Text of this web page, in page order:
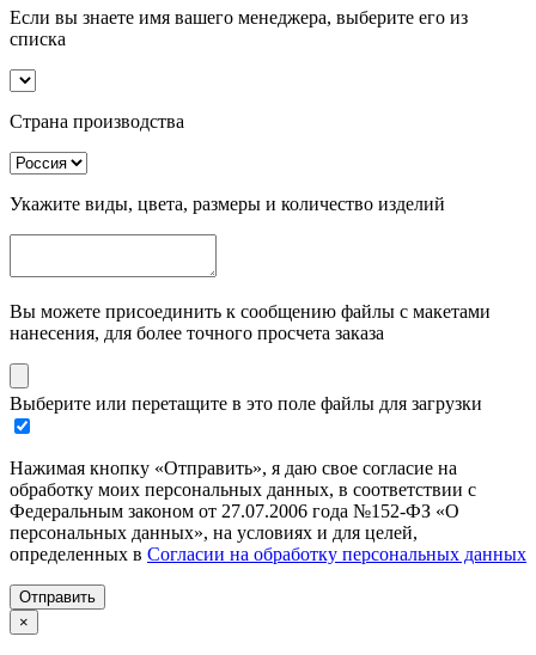
Если вы знаете имя вашего менеджера, выберите его из
списка
Страна производства
Укажите виды, цвета, размеры и количество изделий
Вы можете присоединить к сообщению файлы с макетами
нанесения, для более точного просчета заказа
Выберите или перетащите в это поле файлы для загрузки
Нажимая кнопку «Отправить», я даю свое согласие на
обработку моих персональных данных, в соответствии с
Федеральным законом от 27.07.2006 года №152-ФЗ «О
персональных данных», на условиях и для целей,
определенных в Согласии на обработку персональных данных
Отправить
×